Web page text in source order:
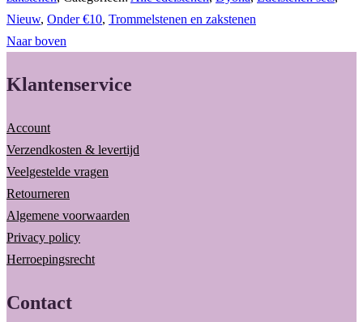
Nieuw, Onder €10, Trommelstenen en zakstenen
Naar boven
Klantenservice
Account
Verzendkosten & levertijd
Veelgestelde vragen
Retourneren
Algemene voorwaarden
Privacy policy
Herroepingsrecht
Contact